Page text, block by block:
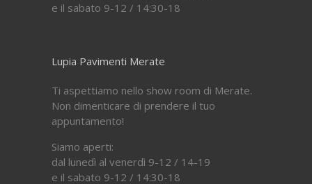
e il sabato 9-12 / 14:30-18
Lupia Pavimenti Merate
Ti aspettiamo nello show room di Merate.
Non dimenticare di prendere il tuo
appuntamento!
Siamo aperti:
dal lunedì al venerdì 9-12 / 14-19
e il sabato 9-12 / 14:30-18